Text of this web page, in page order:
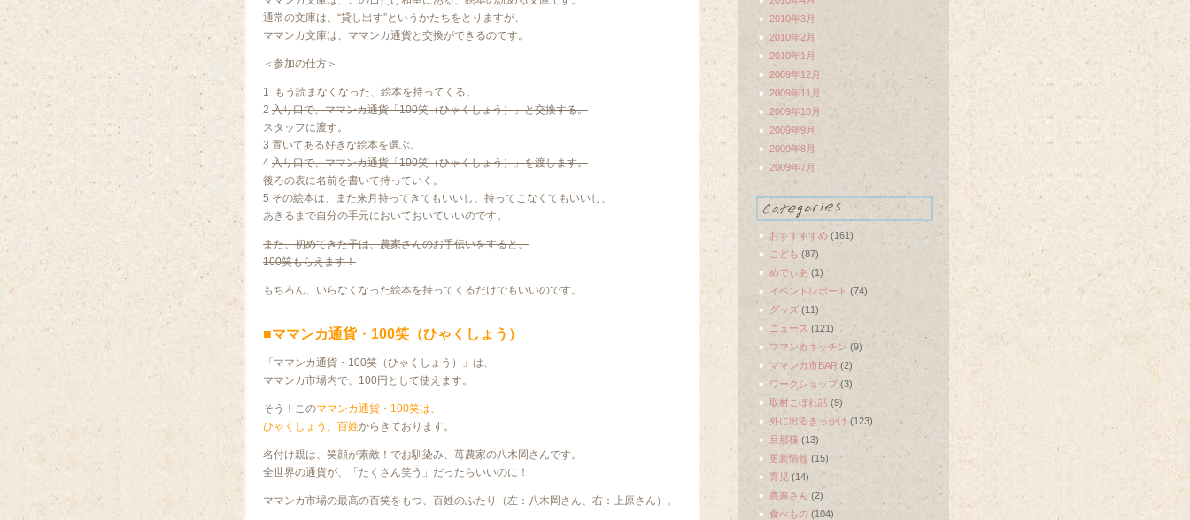
通常の文庫は、“貸し出す”というかたちをとりますが、
ママンカ文庫は、ママンカ通貨と交換ができるのです。
＜参加の仕方＞
1 もう読まなくなった、絵本を持ってくる。
2 入り口で、ママンカ通貨「100笑（ひゃくしょう）」と交換する。
スタッフに渡す。
3 置いてある好きな絵本を選ぶ。
4 入り口で、ママンカ通貨「100笑（ひゃくしょう）」を渡します。
後ろの表に名前を書いて持っていく。
5 その絵本は、また来月持ってきてもいいし、持ってこなくてもいいし、
あきるまで自分の手元においておいていいのです。
また、初めてきた子は、農家さんのお手伝いをすると、
100笑もらえます！
もちろん、いらなくなった絵本を持ってくるだけでもいいのです。
■ママンカ通貨・100笑（ひゃくしょう）
「ママンカ通貨・100笑（ひゃくしょう）」は、
ママンカ市場内で、100円として使えます。
そう！このママンカ通貨・100笑は、
ひゃくしょう、百姓からきております。
名付け親は、笑顔が素敵！でお馴染み、苺農家の八木岡さんです。
全世界の通貨が、「たくさん笑う」だったらいいのに！
ママンカ市場の最高の百笑をもつ、百姓のふたり（左：八木岡さん、右：上原さん）。
2010年3月
2010年2月
2010年1月
2009年12月
2009年11月
2009年10月
2009年9月
2009年8月
2009年7月
おすすすすめ (161)
こども (87)
めでぃあ (1)
イベントレポート (74)
グッズ (11)
ニュース (121)
ママンカキッチン (9)
ママンカ市BAR (2)
ワークショップ (3)
取材こぼれ話 (9)
外に出るきっかけ (123)
旦那様 (13)
更新情報 (15)
育児 (14)
農家さん (2)
食べもの (104)